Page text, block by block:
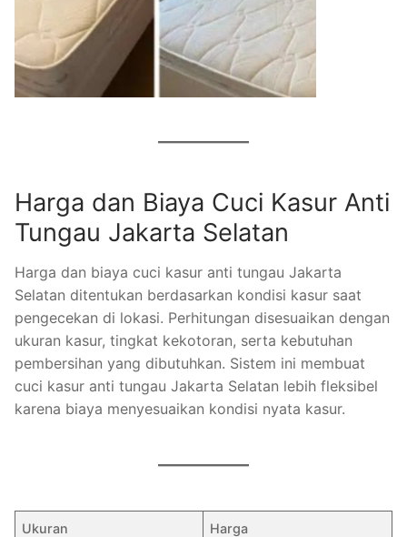
Harga dan Biaya Cuci Kasur Anti
Tungau Jakarta Selatan
Harga dan biaya cuci kasur anti tungau Jakarta
Selatan ditentukan berdasarkan kondisi kasur saat
pengecekan di lokasi. Perhitungan disesuaikan dengan
ukuran kasur, tingkat kekotoran, serta kebutuhan
pembersihan yang dibutuhkan. Sistem ini membuat
cuci kasur anti tungau Jakarta Selatan lebih fleksibel
karena biaya menyesuaikan kondisi nyata kasur.
Ukuran Harga